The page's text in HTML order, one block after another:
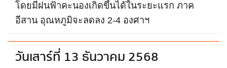
โดยมีฝนฟ้าคะนองเกิดขึ้นได้ในระยะแรก ภาค
อีสาน อุณหภูมิจะลดลง 2-4 องศาฯ
วันเสาร์ที่ 13 ธันวาคม 2568